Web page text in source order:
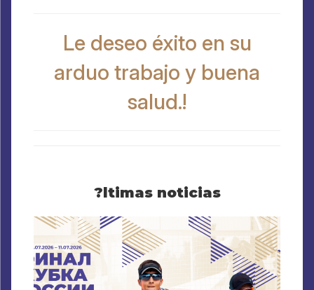
Le deseo éxito en su
arduo trabajo y buena
salud.!
?ltimas noticias